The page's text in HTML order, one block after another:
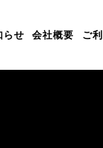
らせ 会社概要 ご